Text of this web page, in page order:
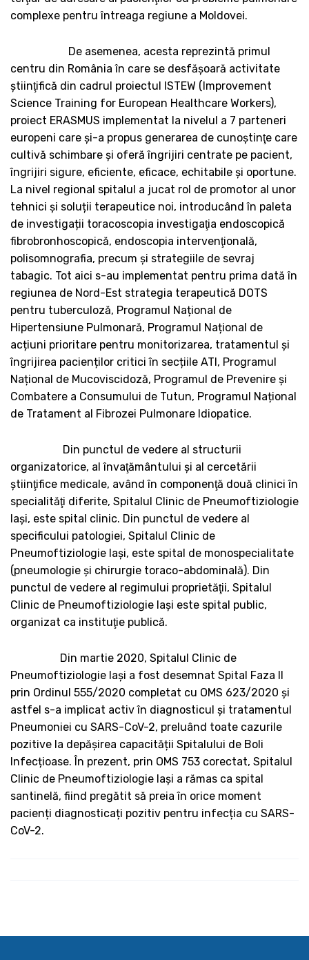
complexe pentru întreaga regiune a Moldovei.
De asemenea, acesta reprezintă primul
centru din România în care se desfăşoară activitate
ştiinţifică din cadrul proiectul ISTEW (Improvement
Science Training for European Healthcare Workers),
proiect ERASMUS implementat la nivelul a 7 parteneri
europeni care şi-a propus generarea de cunoştinţe care
cultivă schimbare şi oferă îngrijiri centrate pe pacient,
îngrijiri sigure, eficiente, eficace, echitabile şi oportune.
La nivel regional spitalul a jucat rol de promotor al unor
tehnici și soluții terapeutice noi, introducând în paleta
de investigații toracoscopia investigaţia endoscopică
fibrobronhoscopică, endoscopia intervenţională,
polisomnografia, precum şi strategiile de sevraj
tabagic. Tot aici s-au implementat pentru prima dată în
regiunea de Nord-Est strategia terapeutică DOTS
pentru tuberculoză, Programul Național de
Hipertensiune Pulmonară, Programul Național de
acțiuni prioritare pentru monitorizarea, tratamentul și
îngrijirea pacienților critici în secțiile ATI, Programul
Național de Mucoviscidoză, Programul de Prevenire și
Combatere a Consumului de Tutun, Programul Național
de Tratament al Fibrozei Pulmonare Idiopatice.
Din punctul de vedere al structurii
organizatorice, al învaţământului şi al cercetării
ştiinţifice medicale, având în componenţă două clinici în
specialităţi diferite, Spitalul Clinic de Pneumoftiziologie
Iaşi, este spital clinic. Din punctul de vedere al
specificului patologiei, Spitalul Clinic de
Pneumoftiziologie Iaşi, este spital de monospecialitate
(pneumologie şi chirurgie toraco-abdominală). Din
punctul de vedere al regimului proprietăţii, Spitalul
Clinic de Pneumoftiziologie Iaşi este spital public,
organizat ca instituţie publică.
Din martie 2020, Spitalul Clinic de
Pneumoftiziologie Iași a fost desemnat Spital Faza II
prin Ordinul 555/2020 completat cu OMS 623/2020 și
astfel s-a implicat activ în diagnosticul și tratamentul
Pneumoniei cu SARS-CoV-2, preluând toate cazurile
pozitive la depășirea capacității Spitalului de Boli
Infecțioase. În prezent, prin OMS 753 corectat, Spitalul
Clinic de Pneumoftiziologie Iași a rămas ca spital
santinelă, fiind pregătit să preia în orice moment
pacienți diagnosticați pozitiv pentru infecția cu SARS-
CoV-2.